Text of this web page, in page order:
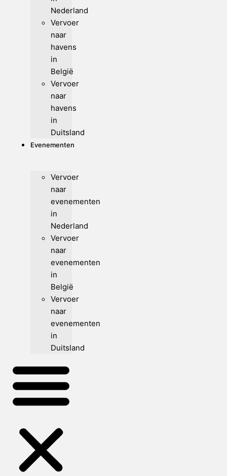
Nederland
Vervoer
naar
havens
in
België
Vervoer
naar
havens
in
Duitsland
Evenementen
Vervoer
naar
evenementen
in
Nederland
Vervoer
naar
evenementen
in
België
Vervoer
naar
evenementen
in
Duitsland